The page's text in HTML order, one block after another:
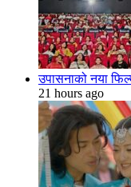
उपासनाको नया
21 hours ago